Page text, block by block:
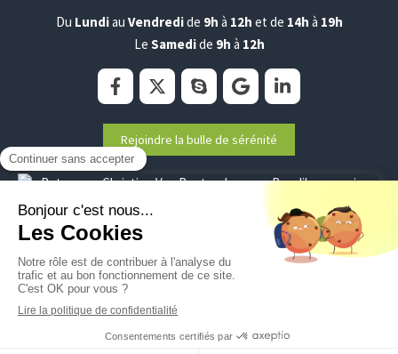
Du Lundiau Vendredide 9h à 12h et de 14h à 19h
Le Samedide 9h à 12h
Rejoindre la bulle de sérénité
Plan du site
Mentions légales
©2020 Christine Van Renterghem - Sophrologie